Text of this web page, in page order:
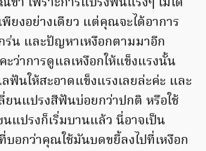
ยงอย่างเดียว แต่คุณจะได้อาการ
ร่น และปัญหาเหงือกตามมาอีก
ว่าการดูแลเหงือกให้แข็งแรงนั้น
นให้สะอาดแข็งแรงเลยล่ะค่ะ และ
ยนแปรงสีฟันบ่อยกว่าปกติ หรือใช้
แปรงก็เริ่มบานแล้ว นี่อาจเป็น
อกว่าคุณใช้มันบดขยี้ลงไปที่เหงือก